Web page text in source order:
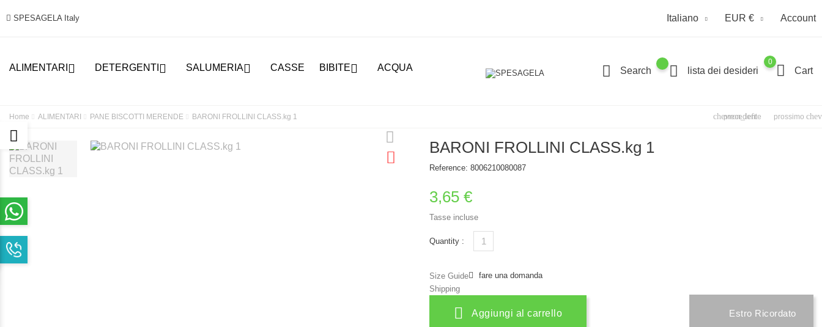
SPESAGELA Italy Italiano EUR € Account
ALIMENTARI  DETERGENTI  SALUMERIA CASSE BIBITE ACQUA Search lista dei desideri
0
Cart
Home ALIMENTARI PANE BISCOTTI MERENDE BARONI FROLLINI CLASS.kg 1 chevron_left
precedente prossimo
BARONI FROLLINI CLASS.kg 1
Reference: 8006210080087
3,65 €
Tasse incluse
Quantity :
Size Guide
Shipping
fare una domanda
Aggiungi al carrello Estro Ricordato